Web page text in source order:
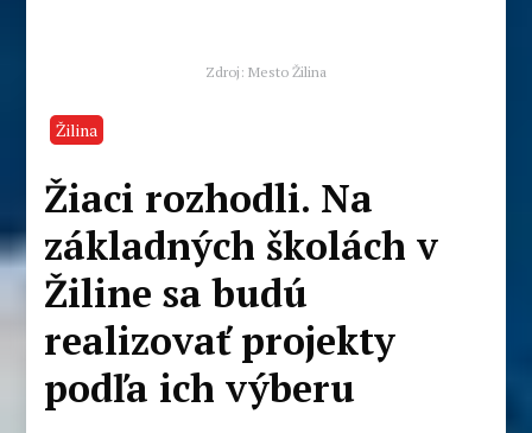
Zdroj: Mesto Žilina
Žilina
Žiaci rozhodli. Na
základných školách v
Žiline sa budú
realizovať projekty
podľa ich výberu